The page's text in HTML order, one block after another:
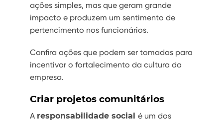
ações simples, mas que geram grande
impacto e produzem um sentimento de
pertencimento nos funcionários.
Confira ações que podem ser tomadas para
incentivar o fortalecimento da cultura da
empresa.
Criar projetos comunitários
A responsabilidade social é um dos